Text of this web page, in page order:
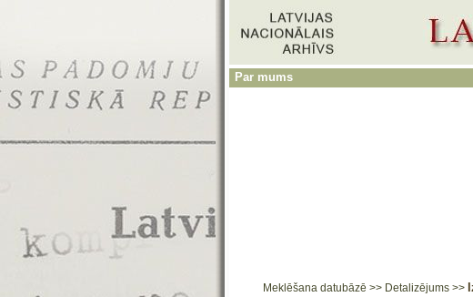
Par mums
Meklēšana datubāzē >> Detalizējums >>